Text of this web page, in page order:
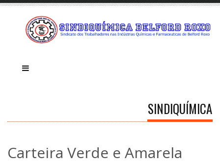
SINDIQUÍMICA
Carteira Verde e Amarela